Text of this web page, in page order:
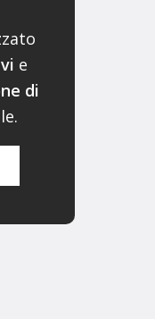
e
di